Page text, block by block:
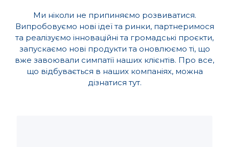
Ми ніколи не припиняємо розвиватися.
Випробовуємо нові ідеї та ринки, партнеримося
та реалізуємо інноваційні та громадські проєкти,
запускаємо нові продукти та оновлюємо ті, що
вже завоювали симпатії наших клієнтів. Про все,
що відбувається в наших компаніях, можна
дізнатися тут.